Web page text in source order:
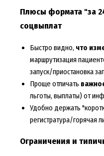
Плюсы формата "за
соцвыплат
Быстро видно, что
маршрутизация
запуск/приостановка
Проще отличать
льготы, выплаты) от
Удобно держать
регистратура/горячая
Ограничения и